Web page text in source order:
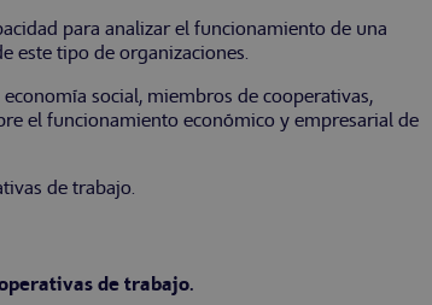
para analizar el funcionamiento de una
este tipo de organizaciones.
social, miembros de cooperativas,
el funcionamiento económico y empresarial de
de trabajo.
de trabajo.